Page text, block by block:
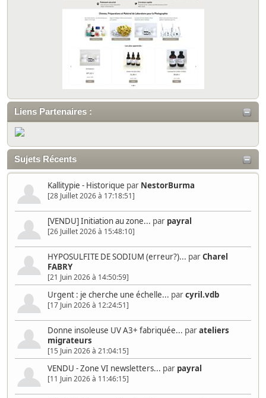
Liens Partenaires :
Sujets Récents
Kallitypie - Historique par NestorBurma
[28 Juillet 2026 à 17:18:51]
[VENDU] Initiation au zone... par payral
[26 Juillet 2026 à 15:48:10]
HYPOSULFITE DE SODIUM (erreur?)... parCharel
FABRY
[21 Juin 2026 à 14:50:59]
Urgent : je cherche une échelle... parcyril.vdb
[17 Juin 2026 à 12:24:51]
Donne insoleuse UV A3+ fabriquée... parateliers
migrateurs
[15 Juin 2026 à 21:04:15]
VENDU - Zone VI newsletters... par payral
[11 Juin 2026 à 11:46:15]